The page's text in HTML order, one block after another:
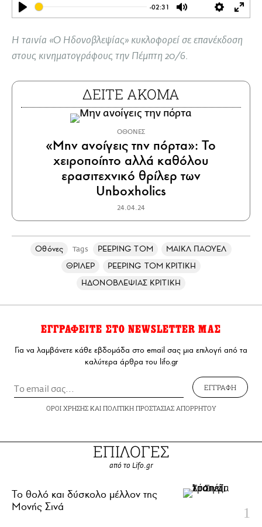
Play
-02:31
Mute Settings
Η ταινία «Ο Ηδονοβλεψίας» κυκλοφορεί σε επανέκδοση
στους κινηματογράφους την Πέμπτη 20/6.
ΔΕΙΤΕ ΑΚΟΜΑ
ΟΘΟΝΕΣ
«Μην ανοίγεις την πόρτα»: Το
χειροποίητο αλλά καθόλου
ερασιτεχνικό θρίλερ των
Unboxholics
24.04.24
Οθόνες Tags PEEPING TOM
ΜΑΙΚΛ ΠΑΟΥΕΛ
ΘΡΙΛΕΡ
PEEPING TOM ΚΡΙΤΙΚΗ
ΗΔΟΝΟΒΛΕΨΙΑΣ ΚΡΙΤΙΚΗ
ΕΓΓΡΑΦΕΙΤΕ ΣΤΟ NEWSLETTER ΜΑΣ
Για να λαμβάνετε κάθε εβδομάδα στο email σας μια επιλογή από τα
καλύτερα άρθρα του lifo.gr
ΕΓΓΡΑΦΗ
ΟΡΟΙ ΧΡΗΣΗΣΚΑΙ ΠΟΛΙΤΙΚΗ ΠΡΟΣΤΑΣΙΑΣ ΑΠΟΡΡΗΤΟΥ
ΕΠΙΛΟΓΕΣ
από το Lifo.gr
Το θολό και δύσκολο μέλλον της
Μονής Σινά